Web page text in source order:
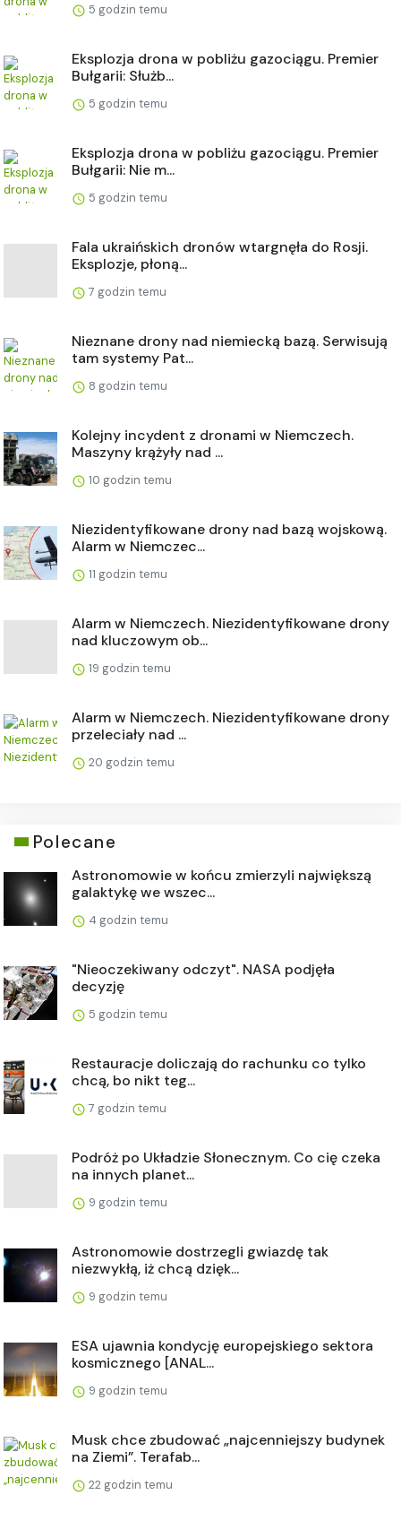
5 godzin temu
Eksplozja drona w pobliżu gazociągu. Premier
Bułgarii: Służb...
5 godzin temu
Eksplozja drona w pobliżu gazociągu. Premier
Bułgarii: Nie m...
5 godzin temu
Fala ukraińskich dronów wtargnęła do Rosji.
Eksplozje, płoną...
7 godzin temu
Nieznane drony nad niemiecką bazą. Serwisują
tam systemy Pat...
8 godzin temu
Kolejny incydent z dronami w Niemczech.
Maszyny krążyły nad ...
10 godzin temu
Niezidentyfikowane drony nad bazą wojskową.
Alarm w Niemczec...
11 godzin temu
Alarm w Niemczech. Niezidentyfikowane drony
nad kluczowym ob...
19 godzin temu
Alarm w Niemczech. Niezidentyfikowane drony
przeleciały nad ...
20 godzin temu
Polecane
Astronomowie w końcu zmierzyli największą
galaktykę we wszec...
4 godzin temu
"Nieoczekiwany odczyt". NASA podjęła
decyzję
5 godzin temu
Restauracje doliczają do rachunku co tylko
chcą, bo nikt teg...
7 godzin temu
Podróż po Układzie Słonecznym. Co cię czeka
na innych planet...
9 godzin temu
Astronomowie dostrzegli gwiazdę tak
niezwykłą, iż chcą dzięk...
9 godzin temu
ESA ujawnia kondycję europejskiego sektora
kosmicznego [ANAL...
9 godzin temu
Musk chce zbudować „najcenniejszy budynek
na Ziemi”. Terafab...
22 godzin temu